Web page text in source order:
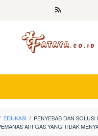
EDUKASI / PENYEBAB DAN SOLUSI
AIR GAS YANG TIDAK